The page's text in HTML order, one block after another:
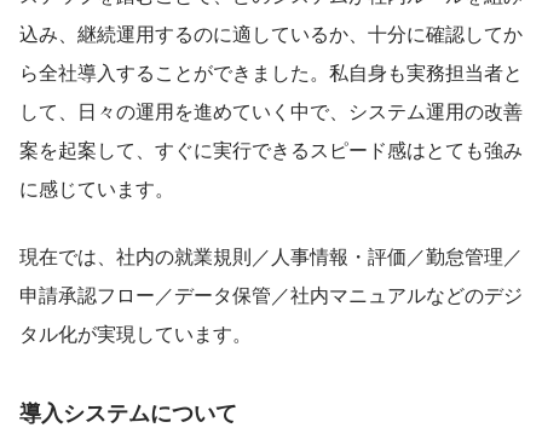
込み、継続運用するのに適しているか、十分に確認してか
ら全社導入することができました。私自身も実務担当者と
して、日々の運用を進めていく中で、システム運用の改善
案を起案して、すぐに実行できるスピード感はとても強み
に感じています。
現在では、社内の就業規則／人事情報・評価／勤怠管理／
申請承認フロー／データ保管／社内マニュアルなどのデジ
タル化が実現しています。
導入システムについて